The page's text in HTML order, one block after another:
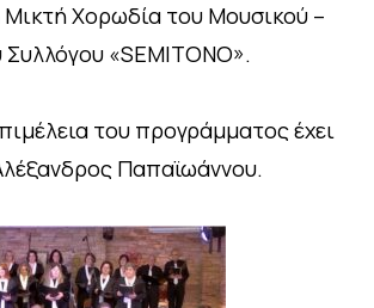
Μικτή Χορωδία του Μουσικού –
Συλλόγου «SEMITONO».
του προγράμματος έχει
Παπαϊωάννου.